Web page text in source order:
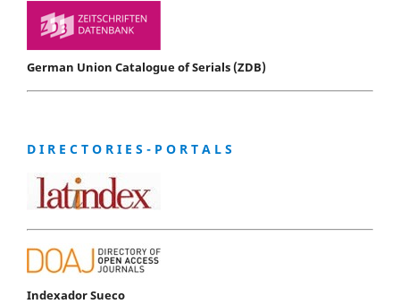
German Union Catalogue of Serials (ZDB)
D I R E C T O R I E S - P O R T A L S
Indexador Sueco